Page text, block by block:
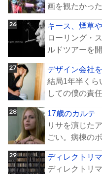
画を観たかっ
キース、煙草
ローリング・
ルドツアーを
デザイン会社
結局1年半くら
しての僕の責
17歳のカルテ
リサを演じた
ごい。病棟の
ディレクトリ
ディレクトリ